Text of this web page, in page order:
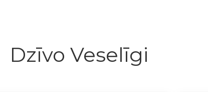
Dzīvo Veselīgi